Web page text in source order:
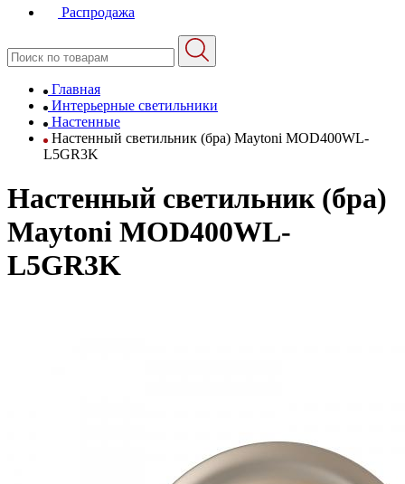
Распродажа
Главная
Интерьерные светильники
Настенные
Настенный светильник (бра) Maytoni MOD400WL-
L5GR3K
Настенный светильник (бра)
Maytoni MOD400WL-
L5GR3K